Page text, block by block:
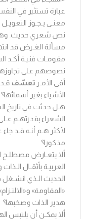
عبارة تستثير في
معنـى يـجـوز
نص شعري حديث.
مسألة الغـرض قد
مقومـات فنيـة أكـد
نصوصهم على
أفي الأمـر تعسّف
الأشياء بغير أسمائها؟
هـل حدثت في تاريخ
الشعراء بقدرتهـم
لأكثر هـم أنـه قـد
مذكورا؟
ألا يتعـارض مصطلـح
العربيـة بأثقـال
الحديث الـذي انشـغل
«المقاومة»
هدير الذات وصخبها؟
ألا يمكـن أن يلتبس